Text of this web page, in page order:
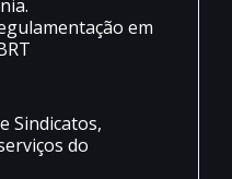
em
Sindicatos,
do